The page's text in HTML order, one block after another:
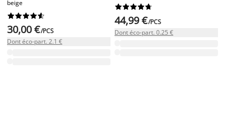
beige






30,00 €/PCS
Dont éco-part. 2.1 €






44,99 €/PCS
Dont éco-part. 0.25 €